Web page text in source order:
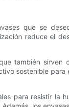
que se
reduce el
también sirven
sostenible para
para resistir la